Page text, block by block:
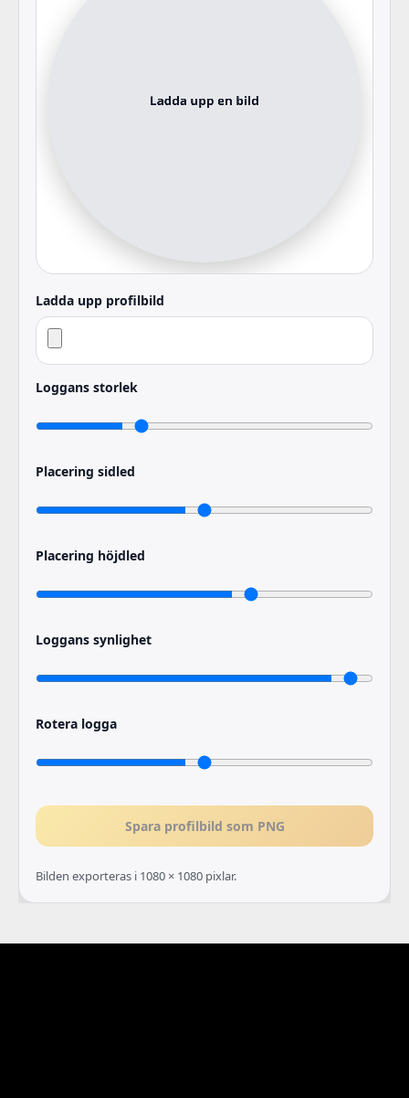
Ladda upp profilbild
Loggans storlek
Placering sidled
Placering höjdled
Loggans synlighet
Rotera logga
Spara profilbild som PNG
Bilden exporteras i 1080 × 1080 pixlar.